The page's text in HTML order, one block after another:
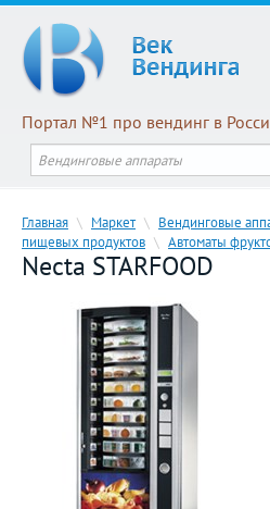
Портал №1 про вендинг в
Главная \ Маркет \ Вендинговые
пищевых продуктов \ Автоматы
Necta STARFOOD